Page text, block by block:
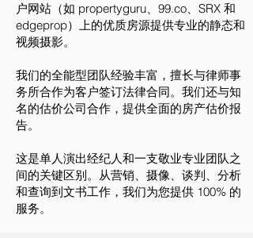
户网站（如 propertyguru、99.co、SRX 和
edgeprop）上的优质房源提供专业的静态和
视频摄影。
我们的全能型团队经验丰富，擅长与律师事
务所合作为客户签订法律合同。我们还与知
名的估价公司合作，提供全面的房产估价报
告。
这是单人演出经纪人和一支敬业专业团队之
间的关键区别。从营销、摄像、谈判、分析
和查询到文书工作，我们为您提供 100% 的
服务。